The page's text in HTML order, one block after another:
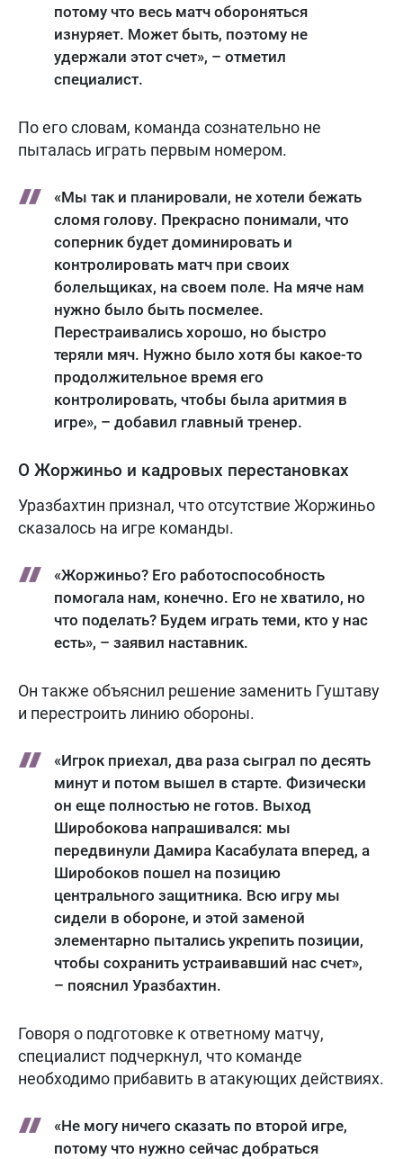
потому что весь матч обороняться
изнуряет. Может быть, поэтому не
удержали этот счет», – отметил
специалист.
По его словам, команда сознательно не
пыталась играть первым номером.
«Мы так и планировали, не хотели бежать
сломя голову. Прекрасно понимали, что
соперник будет доминировать и
контролировать матч при своих
болельщиках, на своем поле. На мяче нам
нужно было быть посмелее.
Перестраивались хорошо, но быстро
теряли мяч. Нужно было хотя бы какое-то
продолжительное время его
контролировать, чтобы была аритмия в
игре», – добавил главный тренер.
О Жоржиньо и кадровых перестановках
Уразбахтин признал, что отсутствие Жоржиньо
сказалось на игре команды.
«Жоржиньо? Его работоспособность
помогала нам, конечно. Его не хватило, но
что поделать? Будем играть теми, кто у нас
есть», – заявил наставник.
Он также объяснил решение заменить Гуштаву
и перестроить линию обороны.
«Игрок приехал, два раза сыграл по десять
минут и потом вышел в старте. Физически
он еще полностью не готов. Выход
Широбокова напрашивался: мы
передвинули Дамира Касабулата вперед, а
Широбоков пошел на позицию
центрального защитника. Всю игру мы
сидели в обороне, и этой заменой
элементарно пытались укрепить позиции,
чтобы сохранить устраивавший нас счет»,
– пояснил Уразбахтин.
Говоря о подготовке к ответному матчу,
специалист подчеркнул, что команде
необходимо прибавить в атакующих действиях.
«Не могу ничего сказать по второй игре,
потому что нужно сейчас добраться